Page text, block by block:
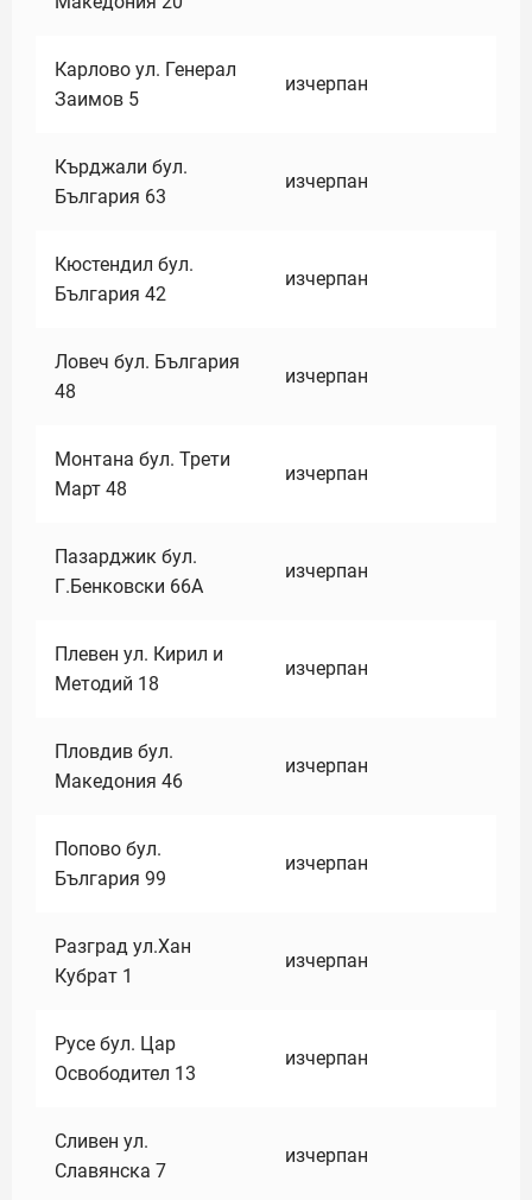
Карлово ул. Генерал
Заимов 5
изчерпан
Кърджали бул.
България 63
изчерпан
Кюстендил бул.
България 42
изчерпан
Ловеч бул. България
48
изчерпан
Монтана бул. Трети
Март 48
изчерпан
Пазарджик бул.
Г.Бенковски 66А
изчерпан
Плевен ул. Кирил и
Методий 18
изчерпан
Пловдив бул.
Македония 46
изчерпан
Попово бул.
България 99
изчерпан
Разград ул.Хан
Кубрат 1
изчерпан
Русе бул. Цар
Освободител 13
изчерпан
Сливен ул.
Славянска 7
изчерпан